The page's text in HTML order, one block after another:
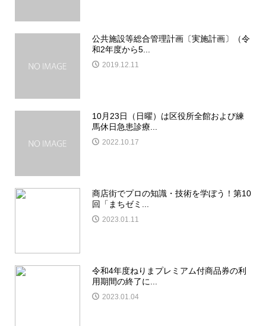
公共施設等総合管理計画〔実施計画〕（令
和2年度から5...
2019.12.11
10月23日（日曜）は区役所全館および練
馬休日急患診療...
2022.10.17
商店街でプロの知識・技術を学ぼう！第10
回「まちゼミ...
2023.01.11
令和4年度ねりまプレミアム付商品券の利
用期間の終了に...
2023.01.04